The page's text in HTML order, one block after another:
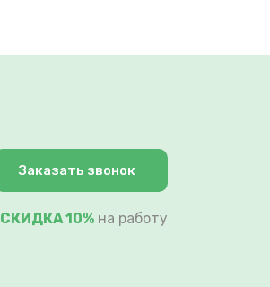
Заказать звонок
СКИДКА 10% на работу